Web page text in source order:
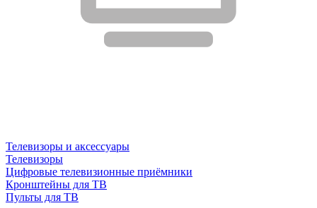
Телевизоры и аксессуары
Телевизоры
Цифровые телевизионные приёмники
Кронштейны для ТВ
Пульты для ТВ